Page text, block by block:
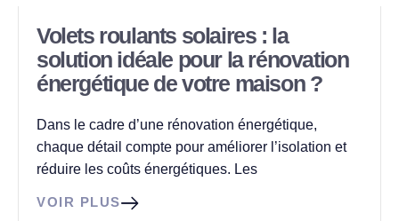
Volets roulants solaires : la
solution idéale pour la rénovation
énergétique de votre maison ?
Dans le cadre d’une rénovation énergétique,
chaque détail compte pour améliorer l’isolation et
réduire les coûts énergétiques. Les
VOIR PLUS